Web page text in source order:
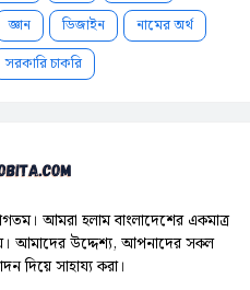
জ্ঞান ডিজাইন
নামের অর্থ
সরকারি চাকরি
আমরা হলাম বাংলাদেশের একমাত্র
আমাদের উদ্দেশ্য, আপনাদের সকল
দিয়ে সাহায্য করা।